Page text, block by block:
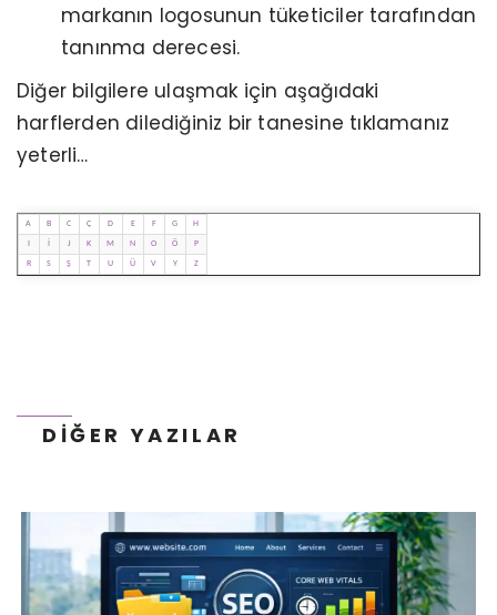
markanın logosunun tüketiciler tarafından
tanınma derecesi.
Diğer bilgilere ulaşmak için aşağıdaki
harflerden dilediğiniz bir tanesine tıklamanız
yeterli…
A B C Ç D E F G H
J K M N O Ö P
R S Ş T U Ü V Y Z
DIĞER YAZILAR
SEO UYUMLU WEB SITESI NASIL OLMALI?
TEKNIK VE İÇERIK REHBERI
GOOGLE ANALYTICS 4 NEDIR? ÖNE ÇIKAN
ÖZELLIKLERI NELERDIR?